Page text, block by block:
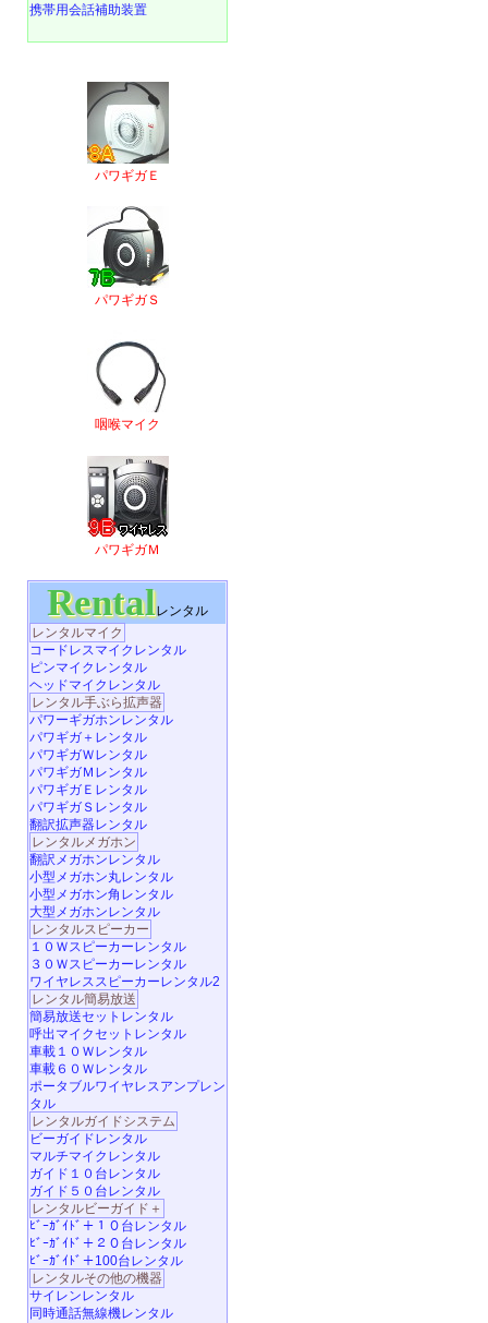
携帯用会話補助装置
パワギガＥ
パワギガＳ
咽喉マイク
パワギガＭ
Rentalレンタル
レンタルマイク
コードレスマイクレンタル
ピンマイクレンタル
ヘッドマイクレンタル
レンタル手ぶら拡声器
パワーギガホンレンタル
パワギガ＋レンタル
パワギガＷレンタル
パワギガＭレンタル
パワギガＥレンタル
パワギガＳレンタル
翻訳拡声器レンタル
レンタルメガホン
翻訳メガホンレンタル
小型メガホン丸レンタル
小型メガホン角レンタル
大型メガホンレンタル
レンタルスピーカー
１０Ｗスピーカーレンタル
３０Ｗスピーカーレンタル
ワイヤレススピーカーレンタル2
レンタル簡易放送
簡易放送セットレンタル
呼出マイクセットレンタル
車載１０Ｗレンタル
車載６０Ｗレンタル
ポータブルワイヤレスアンプレン
タル
レンタルガイドシステム
ビーガイドレンタル
マルチマイクレンタル
ガイド１０台レンタル
ガイド５０台レンタル
レンタルビーガイド＋
ﾋﾞｰｶﾞｲﾄﾞ＋１０台レンタル
ﾋﾞｰｶﾞｲﾄﾞ＋２０台レンタル
ﾋﾞｰｶﾞｲﾄﾞ＋100台レンタル
レンタルその他の機器
サイレンレンタル
同時通話無線機レンタル